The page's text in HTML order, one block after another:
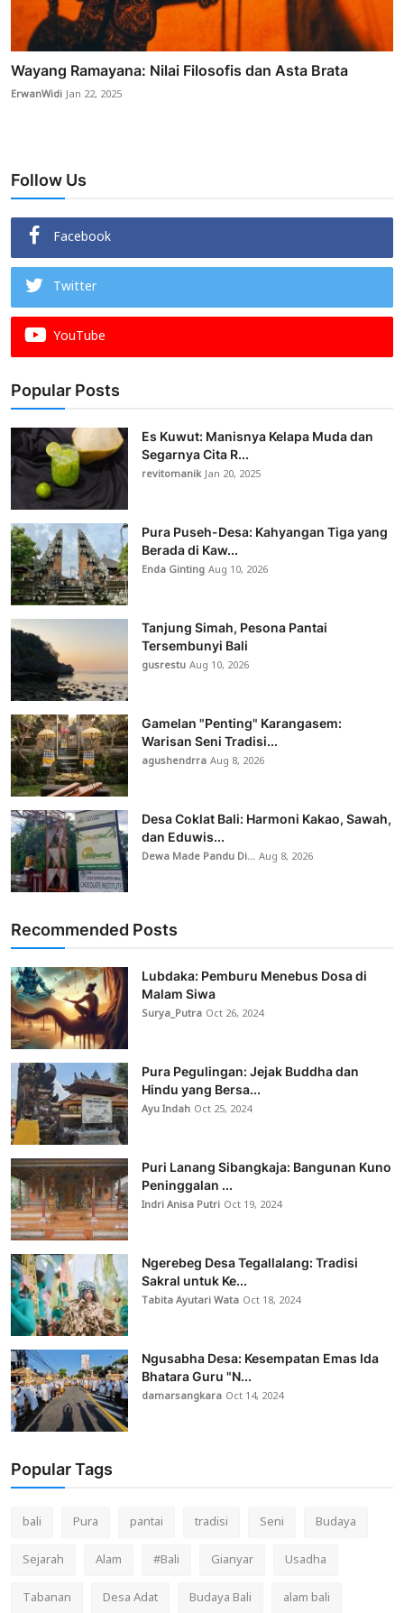
Wayang Ramayana: Nilai Filosofis dan Asta Brata
ErwanWidiJan 22, 2025
Follow Us
Facebook
Twitter
YouTube
Popular Posts
Es Kuwut: Manisnya Kelapa Muda dan
Segarnya Cita R...
revitomanikJan 20, 2025
Pura Puseh-Desa: Kahyangan Tiga yang
Berada di Kaw...
Enda GintingAug 10, 2026
Tanjung Simah, Pesona Pantai
Tersembunyi Bali
gusrestuAug 10, 2026
Gamelan "Penting" Karangasem:
Warisan Seni Tradisi...
agushendrraAug 8, 2026
Desa Coklat Bali: Harmoni Kakao, Sawah,
dan Eduwis...
Dewa Made Pandu Di...Aug 8, 2026
Recommended Posts
Lubdaka: Pemburu Menebus Dosa di
Malam Siwa
Surya_Putra Oct 26, 2024
Pura Pegulingan: Jejak Buddha dan
Hindu yang Bersa...
Ayu Indah Oct 25, 2024
Puri Lanang Sibangkaja: Bangunan Kuno
Peninggalan ...
Indri Anisa Putri Oct 19, 2024
Ngerebeg Desa Tegallalang: Tradisi
Sakral untuk Ke...
Tabita Ayutari Wata Oct 18, 2024
Ngusabha Desa: Kesempatan Emas Ida
Bhatara Guru "N...
damarsangkara Oct 14, 2024
Popular Tags
bali Pura pantai tradisi Seni
Budaya
Sejarah
Alam #Bali Gianyar
Usadha
Tabanan
Desa Adat Budaya Bali alam bali